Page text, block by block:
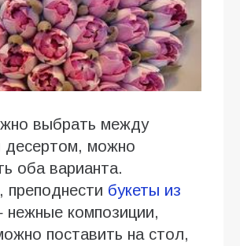
выбрать между
десертом, можно
оба варианта.
преподнести букеты из
композиции,
поставить на стол,